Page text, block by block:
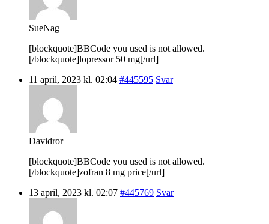
SueNag
[blockquote]BBCode you used is not allowed.
[/blockquote]lopressor 50 mg[/url]
11 april, 2023 kl. 02:04 #445595 Svar
Davidror
[blockquote]BBCode you used is not allowed.
[/blockquote]zofran 8 mg price[/url]
13 april, 2023 kl. 02:07 #445769 Svar